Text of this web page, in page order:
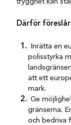
trygghet kan
Därför
Inrätta en
polisstyrka
att ett
mark.
Ge
gränserna.
och bedriva